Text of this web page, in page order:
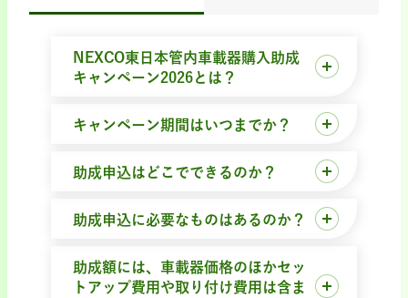
NEXCO東日本管内車載器購入助成
キャンペーン2026とは？
キャンペーン期間はいつまでか？
助成申込はどこでできるのか？
助成申込に必要なものはあるのか？
助成額には、車載器価格のほかセッ
トアップ費用や取り付け費用は含ま